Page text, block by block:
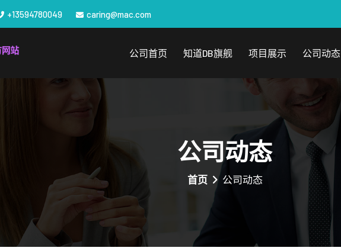
+13594780049 caring@mac.com
公司首页 知道DB旗舰 项目展示 公司动态
公司动态
首页 公司动态